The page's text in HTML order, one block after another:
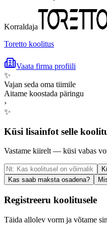
Korraldaja
Toretto koolitus
Vaata firma profiili
✨
Vajan seda oma tiimile
Aitame koostada päringu
›
✨
Küsi lisainfot selle
Vastame kiirelt — küsi vabas
Kas saab maksta osadena?
Registreeru koolitusele
Täida allolev vorm ja võtame